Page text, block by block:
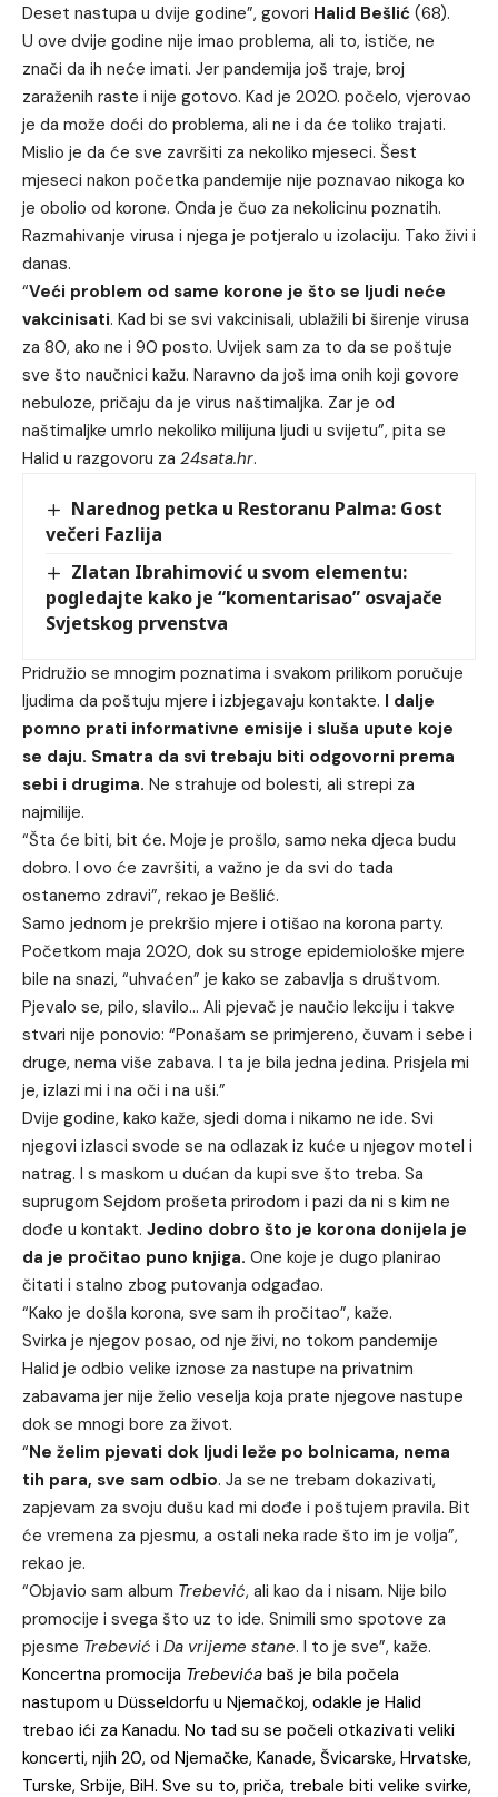
Deset nastupa u dvije godine”, govori Halid Bešlić (68).
U ove dvije godine nije imao problema, ali to, ističe, ne
znači da ih neće imati. Jer pandemija još traje, broj
zaraženih raste i nije gotovo. Kad je 2020. počelo, vjerovao
je da može doći do problema, ali ne i da će toliko trajati.
Mislio je da će sve završiti za nekoliko mjeseci. Šest
mjeseci nakon početka pandemije nije poznavao nikoga ko
je obolio od korone. Onda je čuo za nekolicinu poznatih.
Razmahivanje virusa i njega je potjeralo u izolaciju. Tako živi i
danas.
“Veći problem od same korone je što se ljudi neće
vakcinisati. Kad bi se svi vakcinisali, ublažili bi širenje virusa
za 80, ako ne i 90 posto. Uvijek sam za to da se poštuje
sve što naučnici kažu. Naravno da još ima onih koji govore
nebuloze, pričaju da je virus naštimaljka. Zar je od
naštimaljke umrlo nekoliko milijuna ljudi u svijetu”, pita se
Halid u razgovoru za 24sata.hr.
Narednog petka u Restoranu Palma: Gost
večeri Fazlija
Zlatan Ibrahimović u svom elementu:
pogledajte kako je “komentarisao” osvajače
Svjetskog prvenstva
Pridružio se mnogim poznatima i svakom prilikom poručuje
ljudima da poštuju mjere i izbjegavaju kontakte. I dalje
pomno prati informativne emisije i sluša upute koje
se daju. Smatra da svi trebaju biti odgovorni prema
sebi i drugima. Ne strahuje od bolesti, ali strepi za
najmilije.
“Šta će biti, bit će. Moje je prošlo, samo neka djeca budu
dobro. I ovo će završiti, a važno je da svi do tada
ostanemo zdravi”, rekao je Bešlić.
Samo jednom je prekršio mjere i otišao na korona party.
Početkom maja 2020, dok su stroge epidemiološke mjere
bile na snazi, “uhvaćen” je kako se zabavlja s društvom.
Pjevalo se, pilo, slavilo… Ali pjevač je naučio lekciju i takve
stvari nije ponovio: “Ponašam se primjereno, čuvam i sebe i
druge, nema više zabava. I ta je bila jedna jedina. Prisjela mi
je, izlazi mi i na oči i na uši.”
Dvije godine, kako kaže, sjedi doma i nikamo ne ide. Svi
njegovi izlasci svode se na odlazak iz kuće u njegov motel i
natrag. I s maskom u dućan da kupi sve što treba. Sa
suprugom Sejdom prošeta prirodom i pazi da ni s kim ne
dođe u kontakt. Jedino dobro što je korona donijela je
da je pročitao puno knjiga. One koje je dugo planirao
čitati i stalno zbog putovanja odgađao.
“Kako je došla korona, sve sam ih pročitao”, kaže.
Svirka je njegov posao, od nje živi, no tokom pandemije
Halid je odbio velike iznose za nastupe na privatnim
zabavama jer nije želio veselja koja prate njegove nastupe
dok se mnogi bore za život.
“Ne želim pjevati dok ljudi leže po bolnicama, nema
tih para, sve sam odbio. Ja se ne trebam dokazivati,
zapjevam za svoju dušu kad mi dođe i poštujem pravila. Bit
će vremena za pjesmu, a ostali neka rade što im je volja”,
rekao je.
“Objavio sam album Trebević, ali kao da i nisam. Nije bilo
promocije i svega što uz to ide. Snimili smo spotove za
pjesme Trebević i Da vrijeme stane. I to je sve”, kaže.
Koncertna promocija Trebevića baš je bila počela
nastupom u Düsseldorfu u Njemačkoj, odakle je Halid
trebao ići za Kanadu. No tad su se počeli otkazivati veliki
koncerti, njih 20, od Njemačke, Kanade, Švicarske, Hrvatske,
Turske, Srbije, BiH. Sve su to, priča, trebale biti velike svirke,